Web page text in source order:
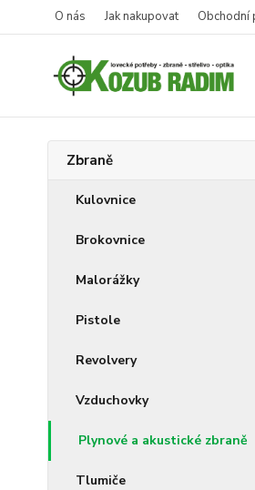
O nás Jak nakupovat Obchodní
Zbraně
Kulovnice
Brokovnice
Malorážky
Pistole
Revolvery
Vzduchovky
Plynové a akustické zbraně
Tlumiče